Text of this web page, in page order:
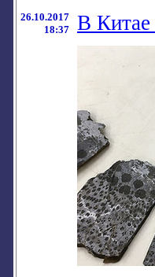
26.10.2017
18:37
В Китае